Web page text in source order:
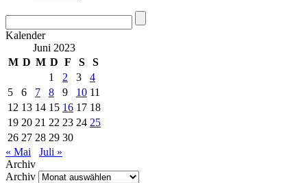
Kalender
Juni 2023
M D M D F S
S
1
2 3
4
5
6 7 8 9 10 11
12 13 14 15 16 17 18
19 20 21 22 23 24 25
26 27 28 29 30
« Mai
Juli »
Archiv
Archiv